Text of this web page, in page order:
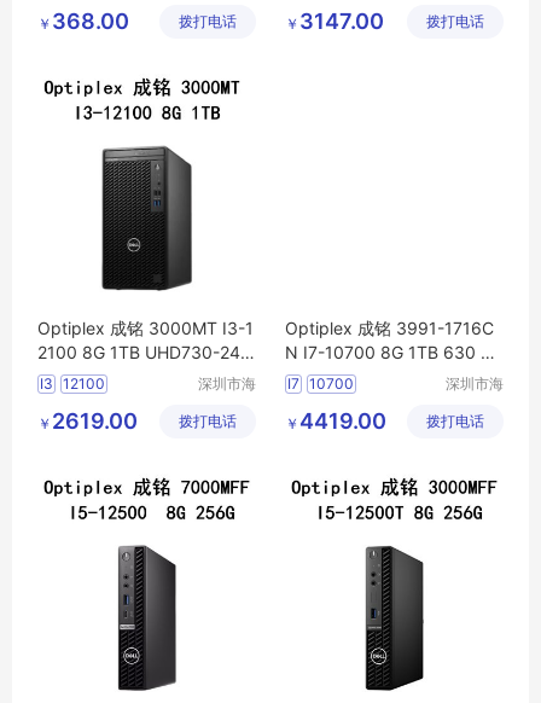
企业电脑
技术有限
￥ 368.00 拨打电话
台式办公电脑
技有限公
￥ 3147.00 拨打电话
Optiplex 成铭 3000MT I3-1
2100 8G 1TB UHD730-24
WiFi6电脑 主机可议价
I3 12100
深圳市海
有限公司
￥ 2619.00 拨打电话
Optiplex 成铭 3991-1716C
N I7-10700 8G 1TB 630 Wi
Fi6电脑主机可议价
I7 10700
深圳市海
有限公司
￥ 4419.00 拨打电话